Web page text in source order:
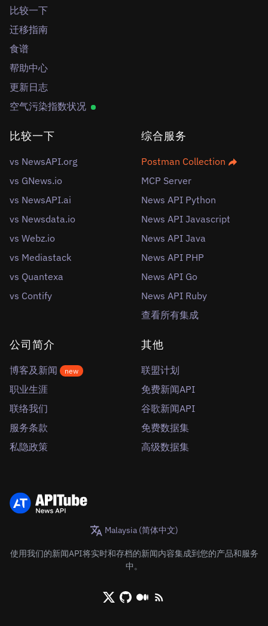
比较一下
迁移指南
食谱
帮助中心
更新日志
空气污染指数状况
比较一下
vs NewsAPI.org
vs GNews.io
vs NewsAPI.ai
vs Newsdata.io
vs Webz.io
vs Mediastack
vs Quantexa
vs Contify
综合服务
Postman Collection
MCP Server
News API Python
News API Javascript
News API Java
News API PHP
News API Go
News API Ruby
查看所有集成
公司简介
博客及新闻 new
职业生涯
联络我们
服务条款
私隐政策
其他
联盟计划
免费新闻API
谷歌新闻API
免费数据集
高级数据集
Malaysia (简体中文)
使用我们的新闻API将实时和存档的新闻内容集成到您的产品和服务
中。
X/Twitter
GithubMediumRSS/XML